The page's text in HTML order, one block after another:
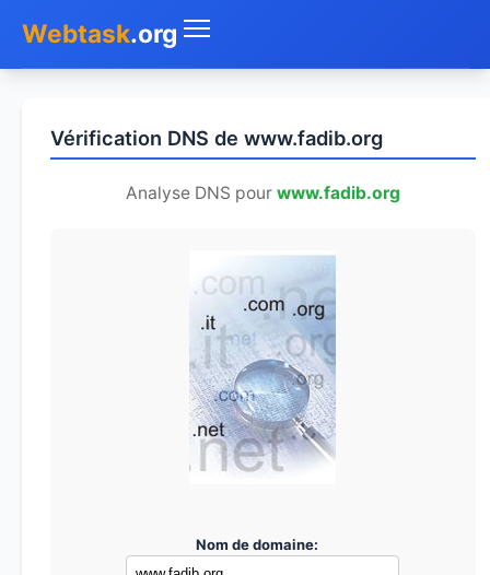
Webtask.org
Whois
Vérification DNS de www.fadib.org
Analyse DNS pour www.fadib.org
Nom de domaine: